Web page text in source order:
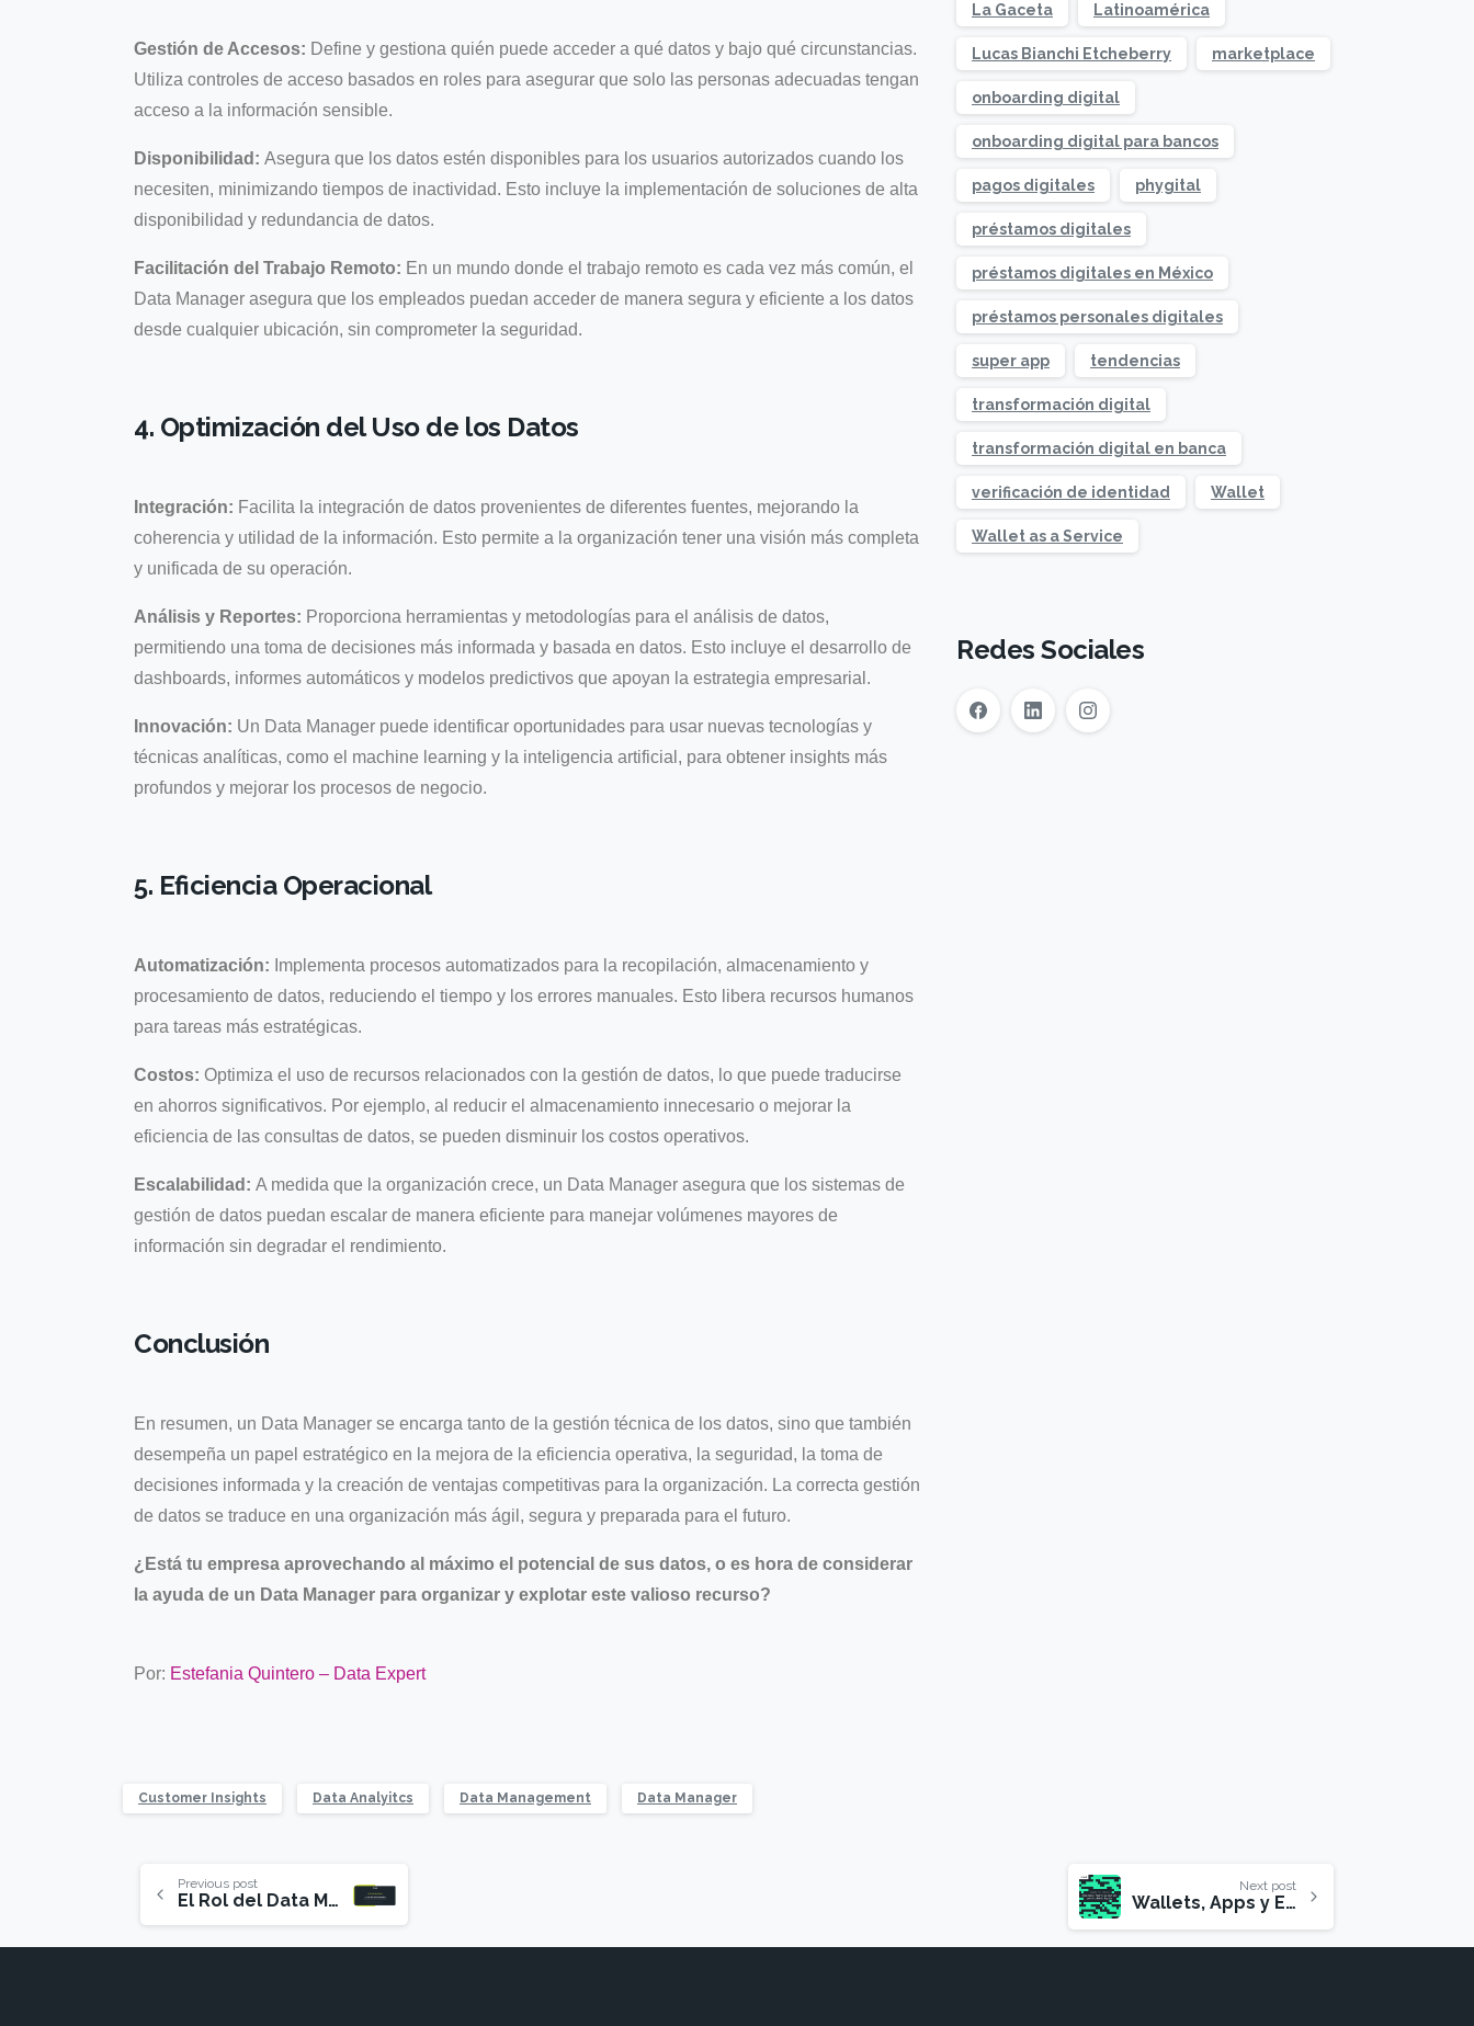
Gestión de Accesos: Define y gestiona quién puede acceder a qué datos y bajo qué circunstancias.
Utiliza controles de acceso basados en roles para asegurar que solo las personas adecuadas tengan
acceso a la información sensible.
Disponibilidad: Asegura que los datos estén disponibles para los usuarios autorizados cuando los
necesiten, minimizando tiempos de inactividad. Esto incluye la implementación de soluciones de alta
disponibilidad y redundancia de datos.
Facilitación del Trabajo Remoto: En un mundo donde el trabajo remoto es cada vez más común, el
Data Manager asegura que los empleados puedan acceder de manera segura y eficiente a los datos
desde cualquier ubicación, sin comprometer la seguridad.
4. Optimización del Uso de los Datos
Integración: Facilita la integración de datos provenientes de diferentes fuentes, mejorando la
coherencia y utilidad de la información. Esto permite a la organización tener una visión más completa
y unificada de su operación.
Análisis y Reportes: Proporciona herramientas y metodologías para el análisis de datos,
permitiendo una toma de decisiones más informada y basada en datos. Esto incluye el desarrollo de
dashboards, informes automáticos y modelos predictivos que apoyan la estrategia empresarial.
Innovación: Un Data Manager puede identificar oportunidades para usar nuevas tecnologías y
técnicas analíticas, como el machine learning y la inteligencia artificial, para obtener insights más
profundos y mejorar los procesos de negocio.
5. Eficiencia Operacional
Automatización: Implementa procesos automatizados para la recopilación, almacenamiento y
procesamiento de datos, reduciendo el tiempo y los errores manuales. Esto libera recursos humanos
para tareas más estratégicas.
Costos: Optimiza el uso de recursos relacionados con la gestión de datos, lo que puede traducirse
en ahorros significativos. Por ejemplo, al reducir el almacenamiento innecesario o mejorar la
eficiencia de las consultas de datos, se pueden disminuir los costos operativos.
Escalabilidad: A medida que la organización crece, un Data Manager asegura que los sistemas de
gestión de datos puedan escalar de manera eficiente para manejar volúmenes mayores de
información sin degradar el rendimiento.
Conclusión
En resumen, un Data Manager se encarga tanto de la gestión técnica de los datos, sino que también
desempeña un papel estratégico en la mejora de la eficiencia operativa, la seguridad, la toma de
decisiones informada y la creación de ventajas competitivas para la organización. La correcta gestión
de datos se traduce en una organización más ágil, segura y preparada para el futuro.
¿Está tu empresa aprovechando al máximo el potencial de sus datos, o es hora de considerar
la ayuda de un Data Manager para organizar y explotar este valioso recurso?
Por: Estefania Quintero – Data Expert
Customer Insights Data Analyitcs Data Management Data Manager
La Gaceta Latinoamérica
Lucas Bianchi Etcheberry marketplace
onboarding digital
onboarding digital para bancos
pagos digitales phygital
préstamos digitales
préstamos digitales en México
préstamos personales digitales
super app tendencias
transformación digital
transformación digital en banca
verificación de identidad Wallet
Wallet as a Service
Redes Sociales
Previous post
El Rol del Data Manager en la Gestión de Datos
Next post
Wallets, Apps y Ecosistemas Digitales: la nueva infraestructura financiera para tu negocio